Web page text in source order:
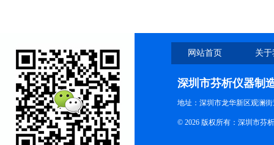
网站首页 关
深圳市芬析仪器制
地址：深圳市龙华新区观澜
© 2026 版权所有：深圳市芬